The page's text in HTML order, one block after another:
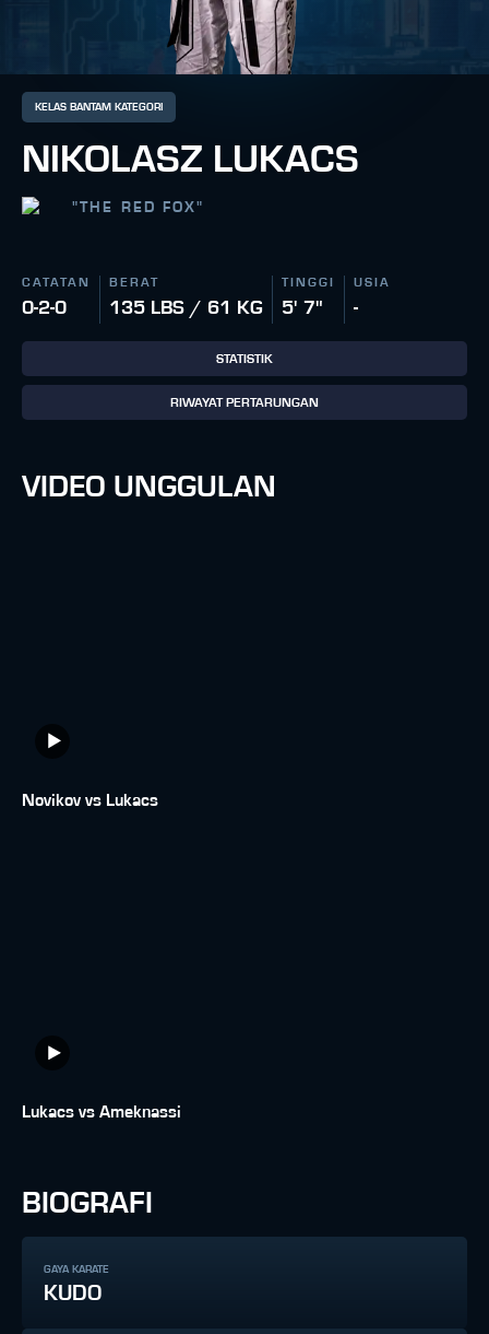
KELAS BANTAM KATEGORI
NIKOLASZ LUKACS
"THE RED FOX"
CATATAN
0-2-0
BERAT
135 LBS / 61 KG
TINGGI
5' 7"
USIA
-
STATISTIK
RIWAYAT PERTARUNGAN
VIDEO UNGGULAN
Novikov vs Lukacs
Lukacs vs Ameknassi
BIOGRAFI
GAYA KARATE
KUDO